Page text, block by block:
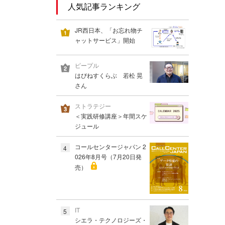
人気記事ランキング
JR西日本、「お忘れ物チ
ャットサービス」開始
ピープル
はぴねすくらぶ 若松 晃
さん
ストラテジー
＜実践研修講座＞年間スケ
ジュール
4
コールセンタージャパン 2
026年8月号（7月20日発
売）
5
IT
シエラ・テクノロジーズ・